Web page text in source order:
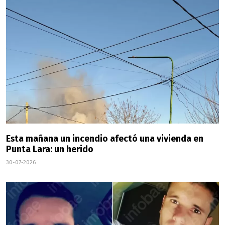
Esta mañana un incendio afectó una vivienda en
Punta Lara: un herido
30-07-2026